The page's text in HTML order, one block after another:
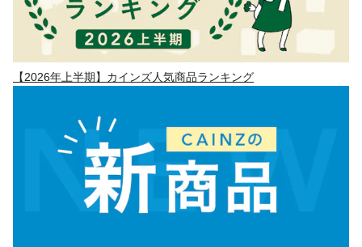
【2026年上半期】カインズ人気商品ランキング